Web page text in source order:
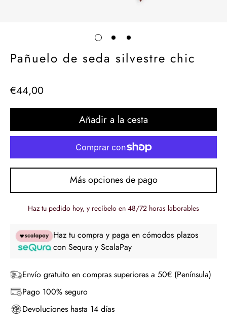
Pañuelo de seda silvestre chic
Precio
€44,00
Añadir a la cesta
Más opciones de pago
Haz tu pedido hoy, y recíbelo en 48/72 horas laborables
Haz tu compra y paga en cómodos plazos
con Sequra y ScalaPay
Envío gratuito en compras superiores a 50€ (Península)
Pago 100% seguro
Devoluciones hasta 14 días